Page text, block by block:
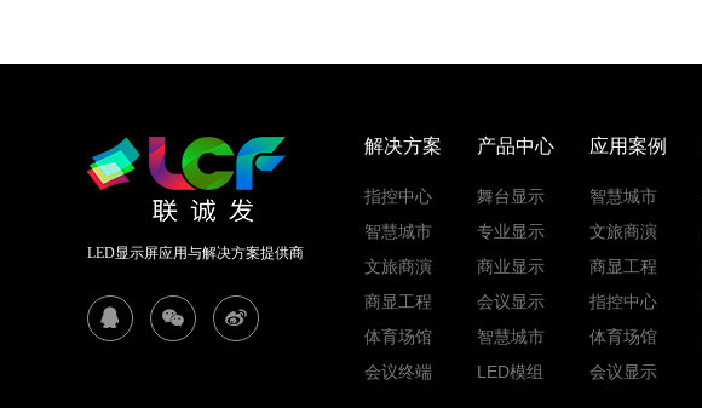
LED显示屏应用与解决方案提供商
解决方案
指控中心
智慧城市
文旅商演
商显工程
体育场馆
会议终端
产品中心
舞台显示
专业显示
商业显示
会议显示
智慧城市
LED模组
应用案例
智慧城市
文旅商演
商显工程
指控中心
体育场馆
会议显示